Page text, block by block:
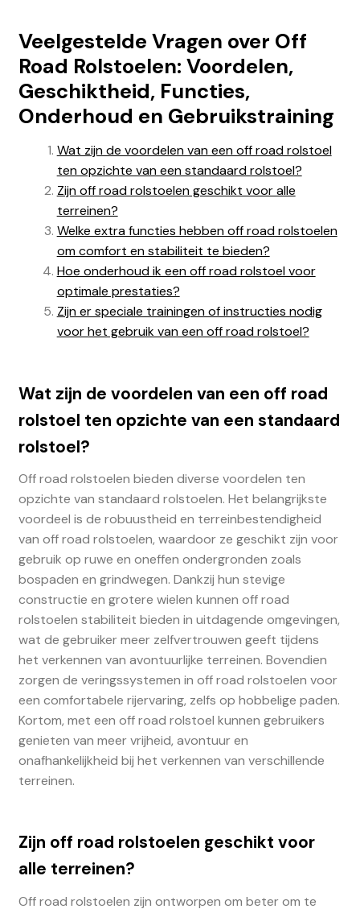
Veelgestelde Vragen over Off
Road Rolstoelen: Voordelen,
Geschiktheid, Functies,
Onderhoud en Gebruikstraining
Wat zijn de voordelen van een off road rolstoel
ten opzichte van een standaard rolstoel?
Zijn off road rolstoelen geschikt voor alle
terreinen?
Welke extra functies hebben off road rolstoelen
om comfort en stabiliteit te bieden?
Hoe onderhoud ik een off road rolstoel voor
optimale prestaties?
Zijn er speciale trainingen of instructies nodig
voor het gebruik van een off road rolstoel?
Wat zijn de voordelen van een off road
rolstoel ten opzichte van een standaard
rolstoel?
Off road rolstoelen bieden diverse voordelen ten
opzichte van standaard rolstoelen. Het belangrijkste
voordeel is de robuustheid en terreinbestendigheid
van off road rolstoelen, waardoor ze geschikt zijn voor
gebruik op ruwe en oneffen ondergronden zoals
bospaden en grindwegen. Dankzij hun stevige
constructie en grotere wielen kunnen off road
rolstoelen stabiliteit bieden in uitdagende omgevingen,
wat de gebruiker meer zelfvertrouwen geeft tijdens
het verkennen van avontuurlijke terreinen. Bovendien
zorgen de veringssystemen in off road rolstoelen voor
een comfortabele rijervaring, zelfs op hobbelige paden.
Kortom, met een off road rolstoel kunnen gebruikers
genieten van meer vrijheid, avontuur en
onafhankelijkheid bij het verkennen van verschillende
terreinen.
Zijn off road rolstoelen geschikt voor
alle terreinen?
Off road rolstoelen zijn ontworpen om beter om te